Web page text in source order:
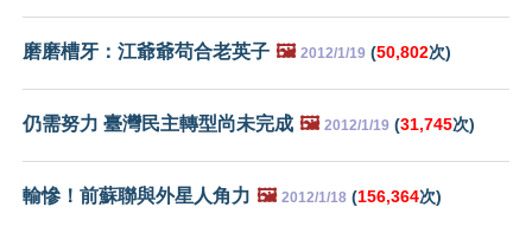
磨磨槽牙：江爺爺苟合老英子 🖼️ 2012/1/19 (50,802次)
仍需努力 臺灣民主轉型尚未完成 🖼️ 2012/1/19 (31,745次)
輸慘！前蘇聯與外星人角力 🖼️ 2012/1/18 (156,364次)